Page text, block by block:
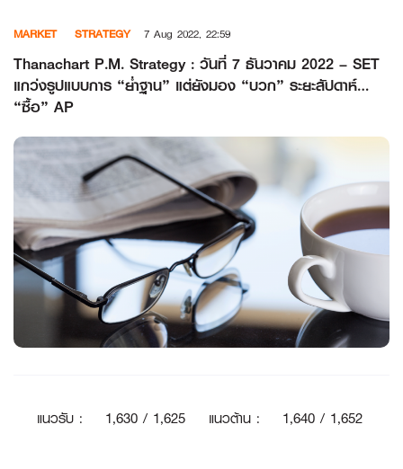
content
MARKET STRATEGY 7 Aug 2022, 22:59
Thanachart P.M. Strategy : วันที่ 7 ธันวาคม 2022 – SET
แกว่งรูปแบบการ “ย่ำฐาน” แต่ยังมอง “บวก” ระยะสัปดาห์…
“ซื้อ” AP
แนวรับ: 1,630 / 1,625 แนวต้าน : 1,640 / 1,652